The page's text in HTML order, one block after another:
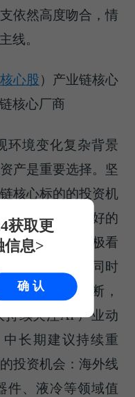
依然高度吻合，情
线。
核心股）
产业链核心
核心厂商
环境变化复杂背景
产是重要选择。坚
核心标的的投资机
的有望实现较好的
商。整体上积极看
延续高景气，同时
AI 均进展不断，
持续关注AI 产业动
长期建议持续重
投资机会：海外线
件、液冷等领域值
获取更
信息>
确认